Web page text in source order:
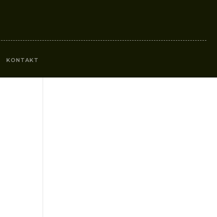
KONTAKT